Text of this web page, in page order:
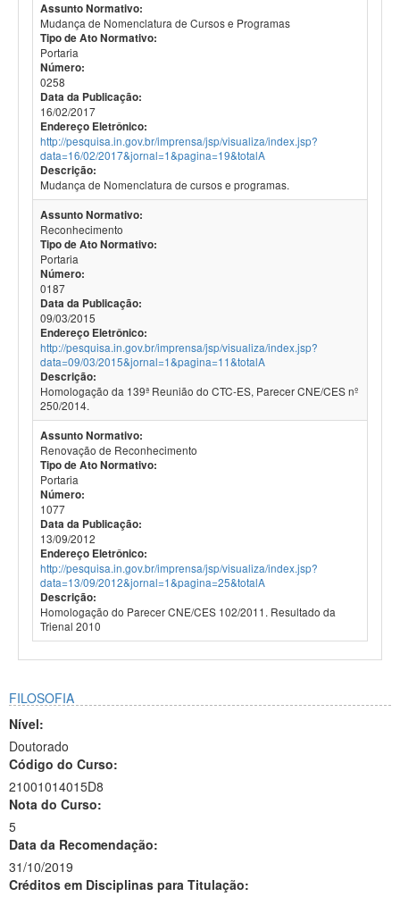
Assunto Normativo:
Mudança de Nomenclatura de Cursos e Programas
Tipo de Ato Normativo:
Portaria
Número:
0258
Data da Publicação:
16/02/2017
Endereço Eletrônico:
http://pesquisa.in.gov.br/imprensa/jsp/visualiza/index.jsp?
data=16/02/2017&jornal=1&pagina=19&totalA
Descrição:
Mudança de Nomenclatura de cursos e programas.
Assunto Normativo:
Reconhecimento
Tipo de Ato Normativo:
Portaria
Número:
0187
Data da Publicação:
09/03/2015
Endereço Eletrônico:
http://pesquisa.in.gov.br/imprensa/jsp/visualiza/index.jsp?
data=09/03/2015&jornal=1&pagina=11&totalA
Descrição:
Homologação da 139ª Reunião do CTC-ES, Parecer CNE/CES nº
250/2014.
Assunto Normativo:
Renovação de Reconhecimento
Tipo de Ato Normativo:
Portaria
Número:
1077
Data da Publicação:
13/09/2012
Endereço Eletrônico:
http://pesquisa.in.gov.br/imprensa/jsp/visualiza/index.jsp?
data=13/09/2012&jornal=1&pagina=25&totalA
Descrição:
Homologação do Parecer CNE/CES 102/2011. Resultado da
Trienal 2010
FILOSOFIA
Nível:
Doutorado
Código do Curso:
21001014015D8
Nota do Curso:
5
Data da Recomendação:
31/10/2019
Créditos em Disciplinas para Titulação: